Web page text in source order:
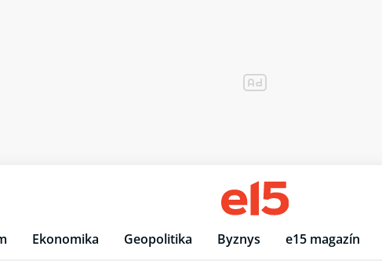
Ekonomika Geopolitika Byznys e15 magazín